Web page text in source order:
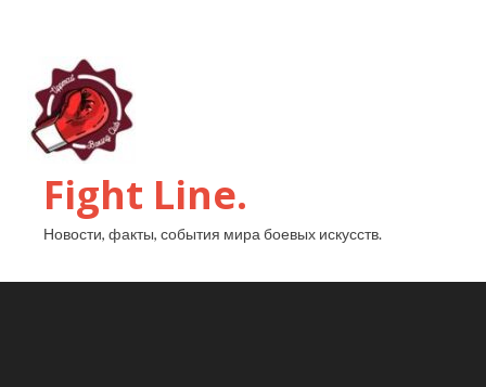
Fight Line.
Новости, факты, события мира боевых искусств.